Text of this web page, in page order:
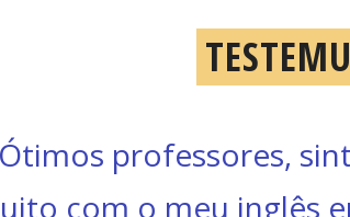
“A minha professora
dada nas aulas